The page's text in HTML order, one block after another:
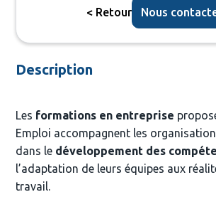
< Retour Nous
Description
Les formations en entreprise
Emploi accompagnent les
dans le développement des
l’adaptation de leurs équipes aux
travail.